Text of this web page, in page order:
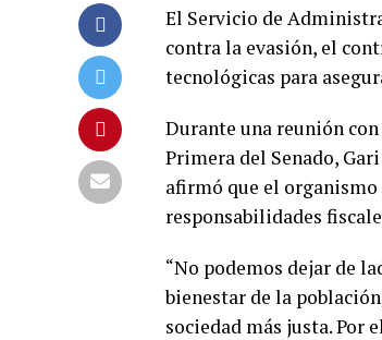
El Servicio de
contra la evasión, el
tecnológicas para
Durante una reunión
Primera del Senado,
afirmó que el
responsabilidades
“No podemos dejar de
bienestar de la
sociedad más justa. Por